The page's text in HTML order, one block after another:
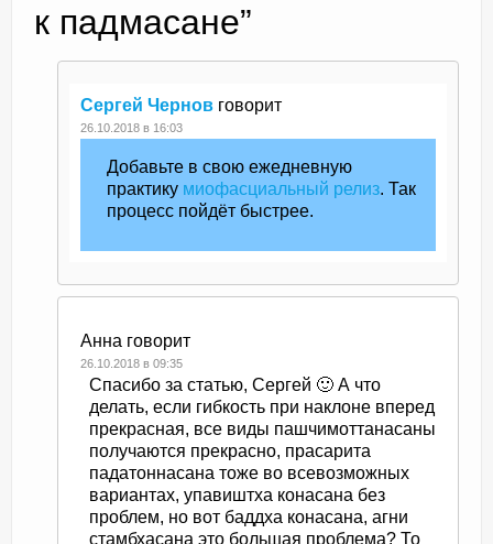
к падмасане”
Сергей Чернов говорит
26.10.2018 в 16:03
Добавьте в свою ежедневную
практику миофасциальный релиз. Так
процесс пойдёт быстрее.
Анна говорит
26.10.2018 в 09:35
Спасибо за статью, Сергей 🙂 А что
делать, если гибкость при наклоне вперед
прекрасная, все виды пашчимоттанасаны
получаются прекрасно, прасарита
падатоннасана тоже во всевозможных
вариантах, упавиштха конасана без
проблем, но вот баддха конасана, агни
стамбхасана это большая проблема? То